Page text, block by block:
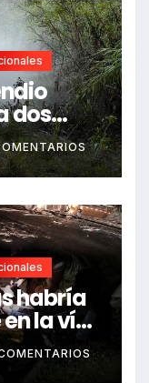
dos
habría
la vía